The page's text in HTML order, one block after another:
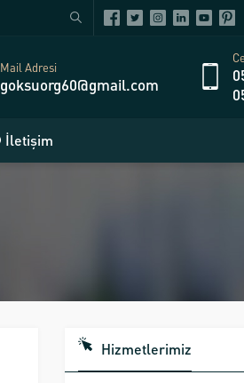
Mail Adresi
goksuorg60@gmail.com
İletişim
Hizmetlerimiz